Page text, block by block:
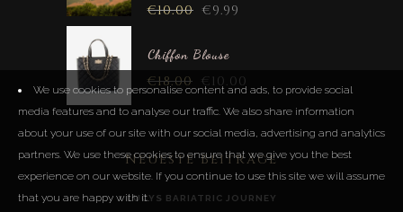
€10.00 €9.99
Chiffon Blouse
€18.00 € 10.00
Neueste Beiträge
LUCYS BARIATRIC JOURNEY
We use cookies to personalise content and ads, to provide social
media features and to analyse our traffic. We also share information
about your use of our site with our social media, advertising and analytics
partners. We use these cookies to ensure that we give you the best
experience on our website. If you continue to use this site we will assume
that you are happy with it.